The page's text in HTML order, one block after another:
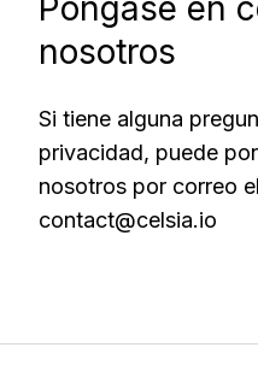
Póngase en
nosotros
Si tiene alguna
privacidad, puede
nosotros por correo
contact@celsia.io